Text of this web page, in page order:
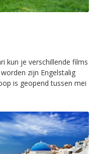
kun je verschillende films
zijn Engelstalig
is geopend tussen mei